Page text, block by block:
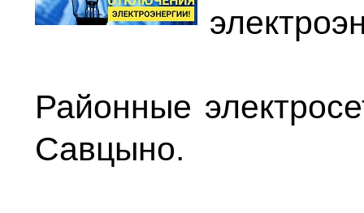
Районные
Савцыно.